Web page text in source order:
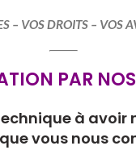
– VOS DROITS – VOS
PAR
à avoir
vous nous